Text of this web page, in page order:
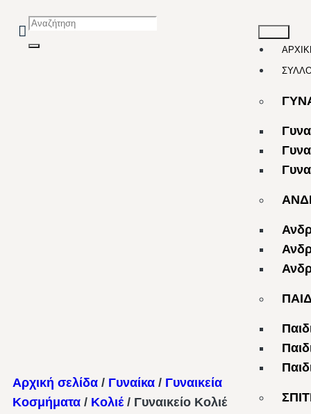
Αρχική σελίδα / Γυναίκα / Γυναικεία
Κοσμήματα / Κολιέ / Γυναικείο Κολιέ